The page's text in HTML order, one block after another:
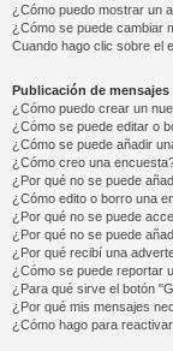
¿Cómo puedo mostrar un
¿Cómo se puede cambiar
Cuando hago clic sobre el
Publicación de mensajes
¿Cómo puedo crear un
¿Cómo se puede editar o
¿Cómo se puede añadir
¿Cómo creo una
¿Por qué no se puede
¿Cómo edito o borro una
¿Por qué no se puede
¿Por qué no se puede
¿Por qué recibí una
¿Cómo se puede reportar
¿Para qué sirve el botón
¿Por qué mis mensajes
¿Cómo hago para